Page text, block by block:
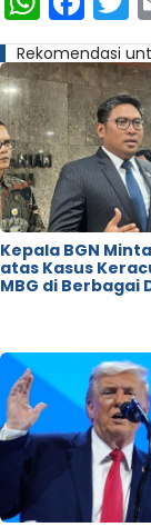
Rekomendasi
Kepala BGN
atas Kasus
MBG di Berbagai